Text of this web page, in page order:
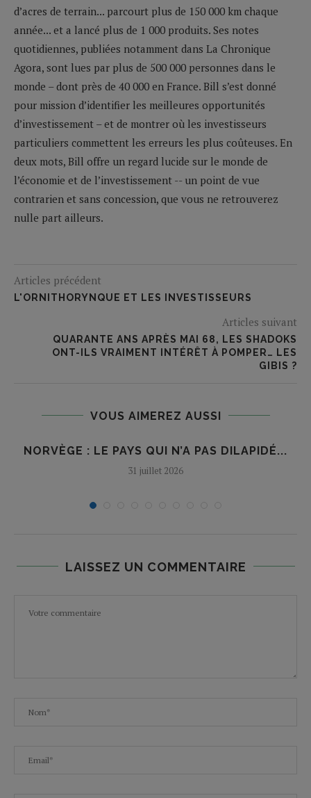
d’acres de terrain... parcourt plus de 150 000 km chaque
année... et a lancé plus de 1 000 produits. Ses notes
quotidiennes, publiées notamment dans La Chronique
Agora, sont lues par plus de 500 000 personnes dans le
monde – dont près de 40 000 en France. Bill s’est donné
pour mission d’identifier les meilleures opportunités
d’investissement – et de montrer où les investisseurs
particuliers commettent les erreurs les plus coûteuses. En
deux mots, Bill offre un regard lucide sur le monde de
l’économie et de l’investissement -- un point de vue
contrarien et sans concession, que vous ne retrouverez
nulle part ailleurs.
Articles précédent
L'ORNITHORYNQUE ET LES INVESTISSEURS
Articles suivant
QUARANTE ANS APRÈS MAI 68, LES SHADOKS
ONT-ILS VRAIMENT INTÉRÊT À POMPER… LES
GIBIS ?
VOUS AIMEREZ AUSSI
NORVÈGE : LE PAYS QUI N’A PAS DILAPIDÉ...
31 juillet 2026
LAISSEZ UN COMMENTAIRE